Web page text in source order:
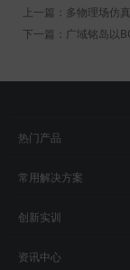
上一篇：多物理场仿
热门产品
常用解决方案
创新实训
资讯中心